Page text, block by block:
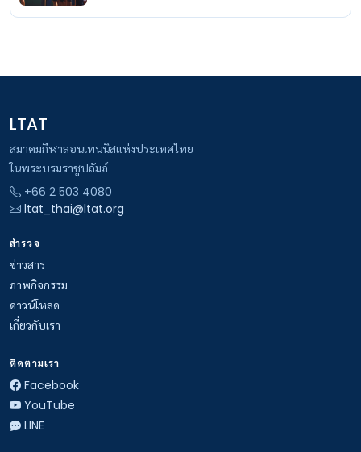
LTAT
สมาคมกีฬาลอนเทนนิสแห่งประเทศไทย
ในพระบรมราชูปถัมภ์
+66 2 503 4080
ltat_thai@ltat.org
สำรวจ
ข่าวสาร
ภาพกิจกรรม
ดาวน์โหลด
เกี่ยวกับเรา
ติดตามเรา
Facebook
YouTube
LINE